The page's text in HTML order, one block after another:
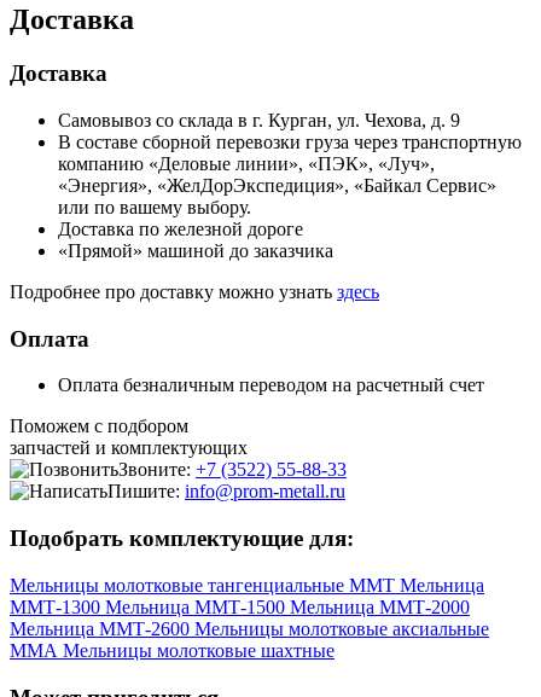
Доставка
Доставка
Самовывоз со склада в г. Курган, ул. Чехова, д. 9
В составе сборной перевозки груза через транспортную
компанию «Деловые линии», «ПЭК», «Луч»,
«Энергия», «ЖелДорЭкспедиция», «Байкал Сервис»
или по вашему выбору.
Доставка по железной дороге
«Прямой» машиной до заказчика
Подробнее про доставку можно узнать здесь
Оплата
Оплата безналичным переводом на расчетный счет
Поможем с подбором
запчастей и комплектующих
Звоните: +7 (3522) 55-88-33
Пишите: info@prom-metall.ru
Подобрать комплектующие для:
Мельницы молотковые тангенциальные ММТ Мельница
ММТ-1300 Мельница ММТ-1500 Мельница ММТ-2000
Мельница ММТ-2600 Мельницы молотковые аксиальные
ММА Мельницы молотковые шахтные